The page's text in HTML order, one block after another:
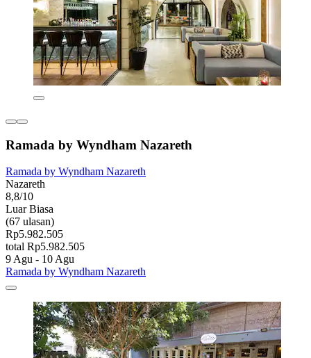
Ramada by Wyndham Nazareth
Ramada by Wyndham Nazareth
Nazareth
8,8/10
Luar Biasa
(67 ulasan)
Rp5.982.505
total Rp5.982.505
9 Agu - 10 Agu
Ramada by Wyndham Nazareth